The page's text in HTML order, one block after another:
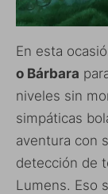
En esta
o Bárbara
niveles sin
simpáticas
aventura con
detección de
Lumens. Eso